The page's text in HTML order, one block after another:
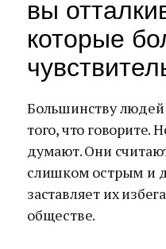
вы
которые
Большинству людей
того, что говорите.
думают. Они
слишком острым и
заставляет их
обществе.